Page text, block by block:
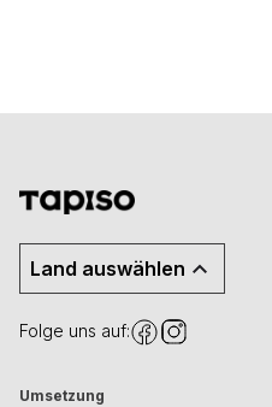
Land auswählen
Folge uns auf:
Umsetzung